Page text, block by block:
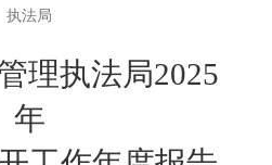
执法局
理执法局2025
年